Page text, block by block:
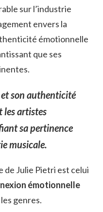
sur l’industrie
envers la
émotionnelle
que ses
son authenticité
les artistes
sa pertinence
musicale.
de Julie Pietri est celui
émotionnelle
genres.